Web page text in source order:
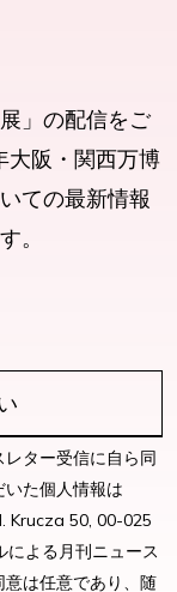
」の配信をご
大阪・関西万博
ての最新情報
。
ター受信に自ら同
た個人情報は
Krucza 50, 00-025
よる月刊ニュース
は任意であり、随